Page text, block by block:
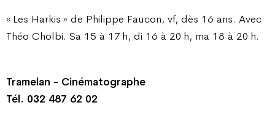
« Les Harkis » de Philippe Faucon, vf, dès 16 ans. Avec
Théo Cholbi. Sa 15 à 17 h, di 16 à 20 h, ma 18 à 20 h.
Tramelan - Cinématographe
Tél. 032 487 62 02